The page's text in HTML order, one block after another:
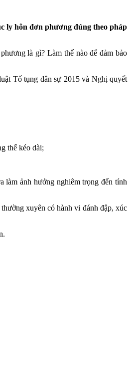
ly hôn đơn phương đúng theo pháp
là gì? Làm thế nào để đảm bảo
Tố tụng dân sự 2015 và Nghị quyết
thể kéo dài;
làm ảnh hưởng nghiêm trọng đến tính
xuyên có hành vi đánh đập, xúc